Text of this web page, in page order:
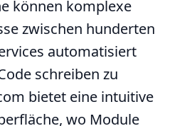
können komplexe
zwischen hunderten
automatisiert
schreiben zu
bietet eine intuitive
wo Module